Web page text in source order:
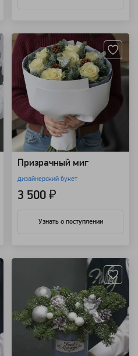
Призрачный миг
дизайнерский букет
3 500 ₽
Узнать о поступлении